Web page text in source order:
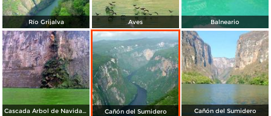
Río Grijalva Aves Balneario
Cascada Árbol de Navidad (sin agua) Cañón del Sumidero Cañón del Sumidero